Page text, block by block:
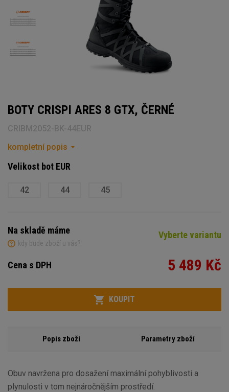
BOTY CRISPI ARES 8 GTX, ČERNÉ
CRIBM2052-BK-44EUR
kompletní popis
Velikost bot EUR
42 44 45
Na skladě máme
kdy bude zboží u vás?
Vyberte variantu
Cena s DPH 5 489 Kč
Počet
Variant
KOUPIT
Popis zboží Parametry zboží
Obuv navržena pro dosažení maximální pohyblivosti a
plynulosti v tom nejnáročnějším prostředí.